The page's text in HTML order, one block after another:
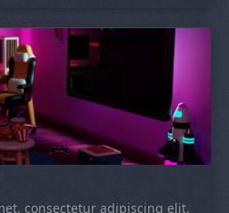
consectetur adipiscing elit.